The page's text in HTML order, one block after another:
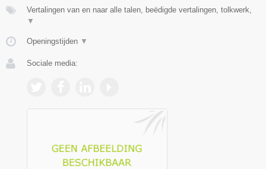
Vertalingen van en naar alle talen, beëdigde vertalingen, tolkwerk,
▼
Openingstijden ▼
Sociale media: